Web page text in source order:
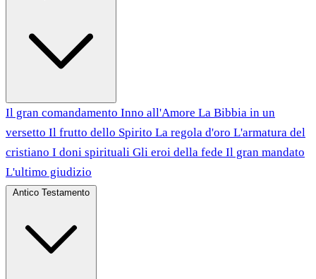
Il gran comandamento Inno all'Amore La Bibbia in un
versetto Il frutto dello Spirito La regola d'oro L'armatura del
cristiano I doni spirituali Gli eroi della fede Il gran mandato
L'ultimo giudizio